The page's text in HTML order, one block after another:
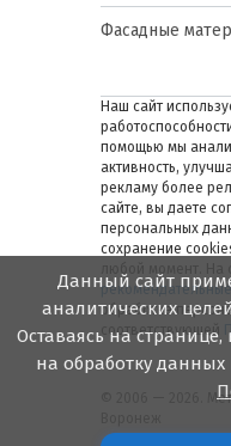
Фасадные
Наш сайт
помощью мы
активность,
рекламу более
сайте, вы даете
персональных
сохранение
любой момент. На
обработке
соответствующей
© 2006 — 2026.
Данный сайт
аналитических
Оставаясь на
на обработку данных